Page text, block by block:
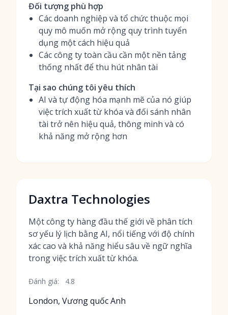
Đối tượng phù hợp
Các doanh nghiệp và tổ chức thuộc mọi
quy mô muốn mở rộng quy trình tuyển
dụng một cách hiệu quả
Các công ty toàn cầu cần một nền tảng
thống nhất để thu hút nhân tài
Tại sao chúng tôi yêu thích
AI và tự động hóa mạnh mẽ của nó giúp
việc trích xuất từ khóa và đối sánh nhân
tài trở nên hiệu quả, thông minh và có
khả năng mở rộng hơn
Daxtra Technologies
Một công ty hàng đầu thế giới về phân tích
sơ yếu lý lịch bằng AI, nổi tiếng với độ chính
xác cao và khả năng hiểu sâu về ngữ nghĩa
trong việc trích xuất từ khóa.
Đánh giá: 4.8
London, Vương quốc Anh